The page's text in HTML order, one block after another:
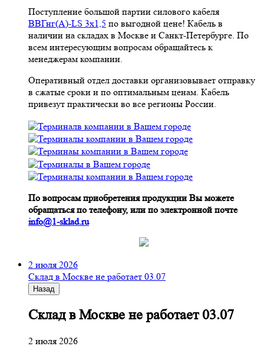
Поступление большой партии силового кабеля
ВВГнг(A)-LS 3х1,5 по выгодной цене! Кабель в
наличии на складах в Москве и Санкт-Петербурге. По
всем интересующим вопросам обращайтесь к
менеджерам компании.
Оперативный отдел доставки организовывает отправку
в сжатые сроки и по оптимальным ценам. Кабель
привезут практически во все регионы России.
По вопросам приобретения продукции Вы можете
обращаться по телефону, или по электронной почте
info@1-sklad.ru
2 июля 2026
Склад в Москве не работает 03.07
Назад
Склад в Москве не работает 03.07
2 июля 2026